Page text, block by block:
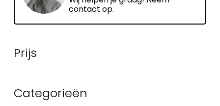
contact op.
Prijs
Categorieën